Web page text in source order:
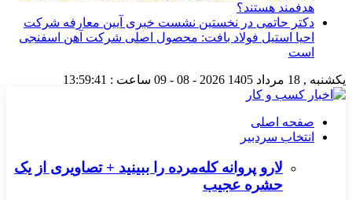
هدفمند هستند؟
دکتر حاتمی در نخستین نشست خبری آیین معارفه شرکت
احیا استیل فولاد بافت: محصول اصلی شرکت آهن اسفنجی
است
یکشنبه , 18 مرداد 1405 2026 - 08 - 09 ساعت : 13:59:42
صفحه اصلی
انتخاب سردبیر
لارو پروانه کله‌مرده را ببینید + تصاویری از یک
حشره عجیب